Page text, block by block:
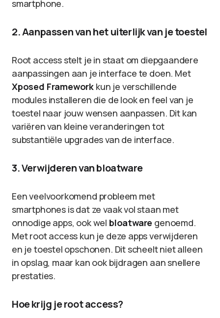
smartphone.
2. Aanpassen van het uiterlijk van je toestel
Root access stelt je in staat om diepgaandere
aanpassingen aan je interface te doen. Met
Xposed Framework kun je verschillende
modules installeren die de look en feel van je
toestel naar jouw wensen aanpassen. Dit kan
variëren van kleine veranderingen tot
substantiële upgrades van de interface.
3. Verwijderen van bloatware
Een veelvoorkomend probleem met
smartphones is dat ze vaak vol staan met
onnodige apps, ook wel bloatware genoemd.
Met root access kun je deze apps verwijderen
en je toestel opschonen. Dit scheelt niet alleen
in opslag, maar kan ook bijdragen aan snellere
prestaties.
Hoe krijg je root access?